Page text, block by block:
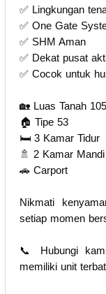
✅ Lingkungan
✅ One Gate
✅ SHM Aman
✅ Dekat pusat
✅ Cocok untuk
🏡 Luas Tanah
🏠 Tipe 53
🛏️ 3 Kamar Tidur
🚿 2 Kamar Mandi
🚗 Carport
Nikmati
setiap momen
📞 Hubungi
memiliki unit